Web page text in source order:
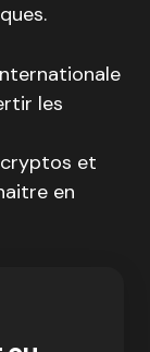
les
et
en